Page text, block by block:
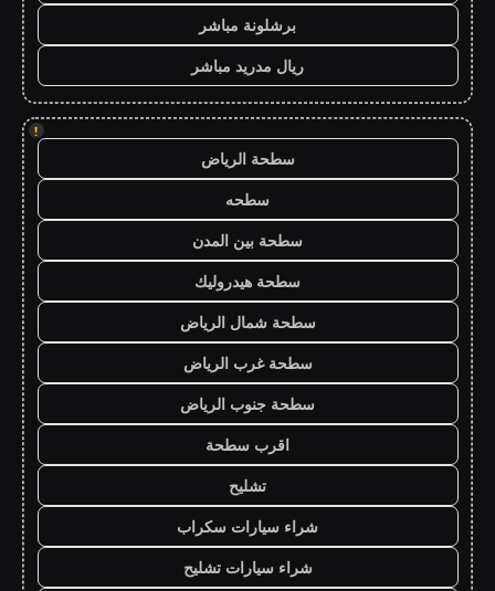
برشلونة مباشر
ريال مدريد مباشر
!
سطحة الرياض
سطحه
سطحة بين المدن
سطحة هيدروليك
سطحة شمال الرياض
سطحة غرب الرياض
سطحة جنوب الرياض
اقرب سطحة
تشليح
شراء سيارات سكراب
شراء سيارات تشليح